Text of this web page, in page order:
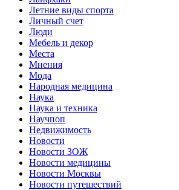
Летние виды спорта
Личный счет
Люди
Мебель и декор
Места
Мнения
Мода
Народная медицина
Наука
Наука и техника
Научпоп
Недвижимость
Новости
Новости ЗОЖ
Новости медицины
Новости Москвы
Новости путешествий